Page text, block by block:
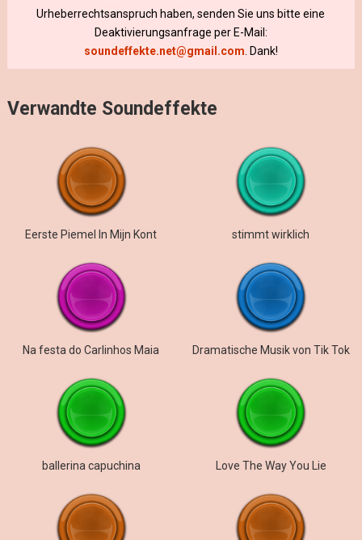
Urheberrechtsanspruch haben, senden Sie uns bitte eine
Deaktivierungsanfrage per E-Mail:
soundeffekte.net@gmail.com . Dank!
Verwandte Soundeffekte
Eerste Piemel In Mijn Kont stimmt wirklich
Na festa do Carlinhos Maia Dramatische Musik von Tik Tok
ballerina capuchina Love The Way You Lie